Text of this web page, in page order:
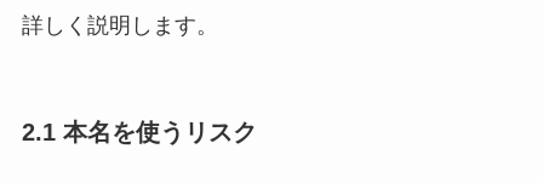
詳しく説明します。
2.1 本名を使うリスク